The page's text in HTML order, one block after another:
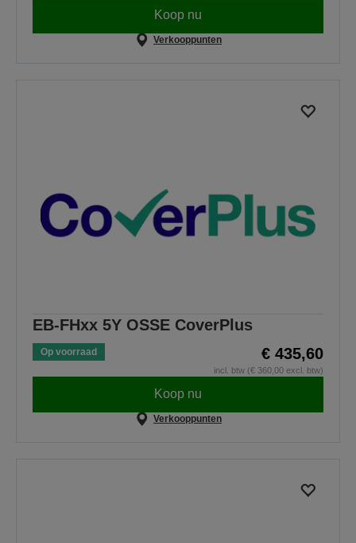
Koop nu
Verkooppunten
EB-FHxx 5Y OSSE CoverPlus
Op voorraad € 435,60
incl. btw (€ 360,00 excl. btw)
Koop nu
Verkooppunten